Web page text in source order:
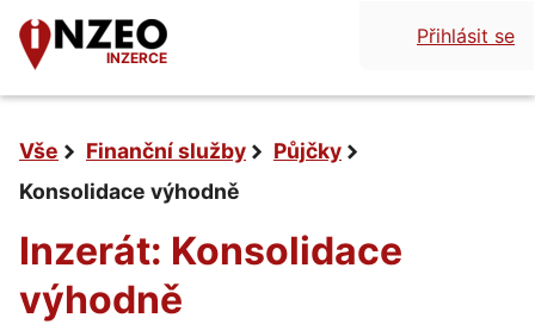
INZERCE
Přihlásit se
Vše Finanční služby
Půjčky
Konsolidace výhodně
Inzerát: Konsolidace
výhodně